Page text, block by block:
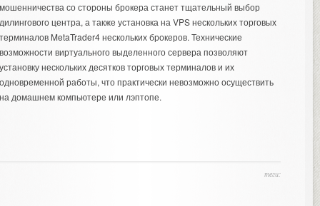
со стороны брокера станет тщательный выбор
центра, а также установка на VPS нескольких торговых
MetaTrader4 нескольких брокеров. Технические
виртуального выделенного сервера позволяют
нескольких десятков торговых терминалов и их
работы, что практически невозможно осуществить
домашнем компьютере или лэптопе.
теги: